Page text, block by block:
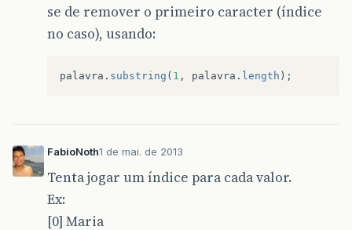
se de remover o primeiro caracter (índice
no caso), usando:
palavra . substring ( 1 , palavra . length );
FabioNoth1 de mai. de 2013
Tenta jogar um índice para cada valor.
Ex:
[0] Maria